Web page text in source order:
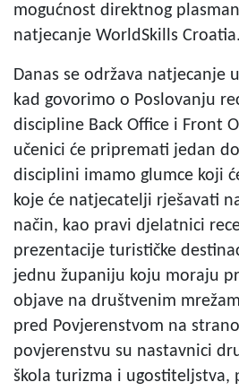
mogućnost direktnog
natjecanje WorldSkills Croatia.
Danas se održava natjecanje
kad govorimo o Poslovanju
discipline Back Office i Front
učenici će pripremati jedan
disciplini imamo glumce koji
koje će natjecatelji rješavati
način, kao pravi djelatnici
prezentacije turističke
jednu županiju koju moraju
objave na društvenim
pred Povjerenstvom na
povjerenstvu su nastavnici
škola turizma i ugostiteljstva,